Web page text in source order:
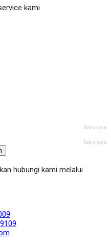
kami
baru saja
baru saja
hubungi kami melalui